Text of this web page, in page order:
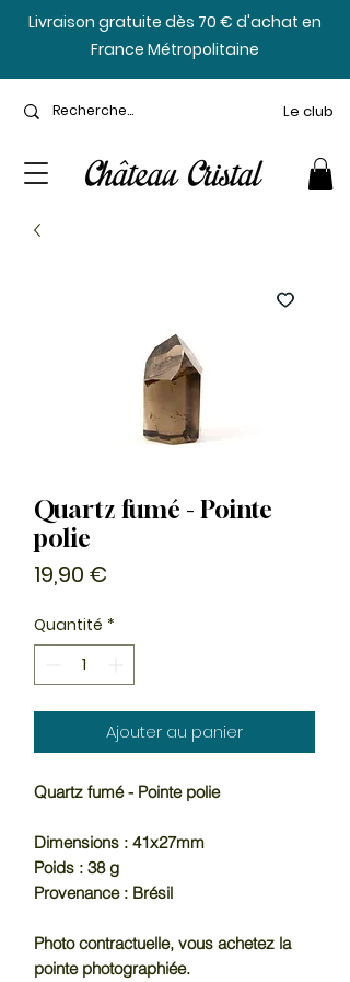
​Livraison gratuite dès 70 € d'achat en
France Métropolitaine
Le club
Quartz fumé - Pointe
polie
19,90 €
Quantité *
Ajouter au panier
Quartz fumé - Pointe polie
Dimensions : 41x27mm
Poids : 38 g
Provenance : Brésil
Photo contractuelle, vous achetez la
pointe photographiée.